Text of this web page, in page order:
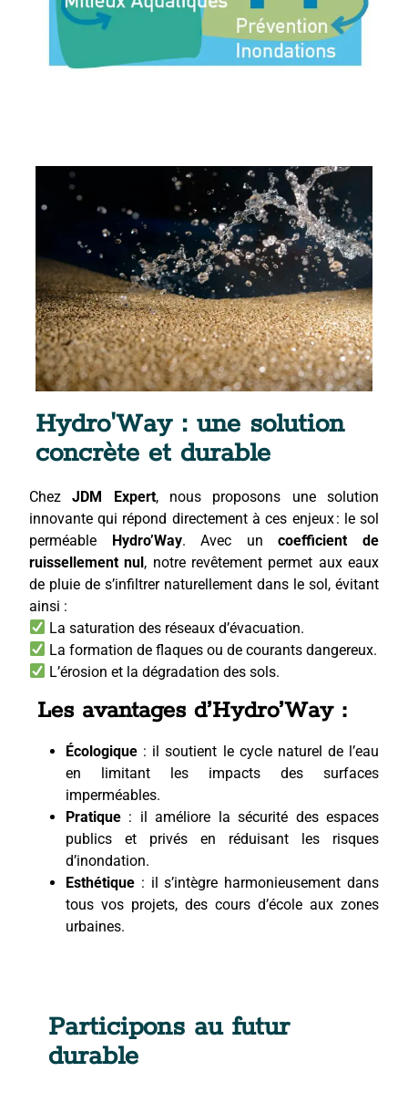
Hydro'Way : une solution
concrète et durable
ChezJDM Expert, nous proposons une solution
innovante qui répond directement à ces enjeux : le sol
perméable Hydro’Way. Avec uncoefficient de
ruissellement nul, notre revêtement permet aux eaux
de pluie de s’infiltrer naturellement dans le sol, évitant
ainsi :
La saturation des réseaux d’évacuation.
La formation de flaques ou de courants dangereux.
L’érosion et la dégradation des sols.
Les avantages d’Hydro’Way :
Écologique: il soutient le cycle naturel de l’eau
en limitant les impacts des surfaces
imperméables.
Pratique: il améliore la sécurité des espaces
publics et privés en réduisant les risques
d’inondation.
Esthétique: il s’intègre harmonieusement dans
tous vos projets, des cours d’école aux zones
urbaines.
Participons au futur
durable